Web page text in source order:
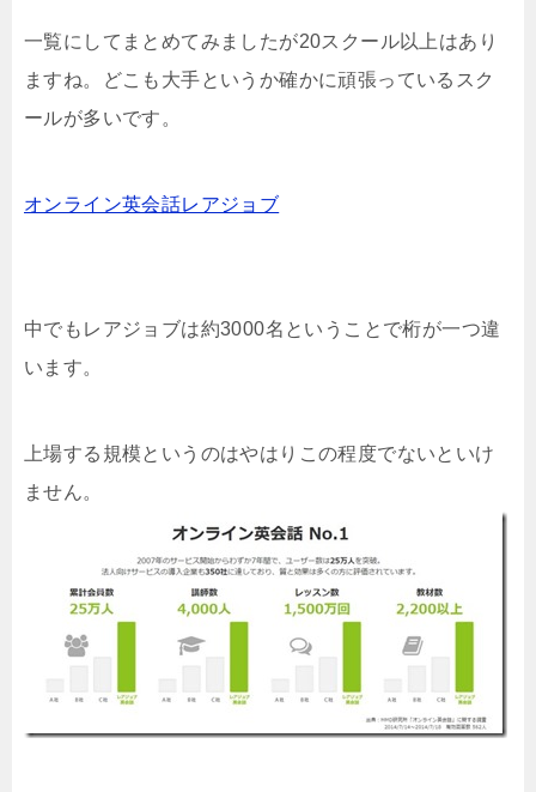
一覧にしてまとめてみましたが20スクール以上はあり
ますね。どこも大手というか確かに頑張っているスク
ールが多いです。
オンライン英会話レアジョブ
中でもレアジョブは約3000名ということで桁が一つ違
います。
上場する規模というのはやはりこの程度でないといけ
ません。